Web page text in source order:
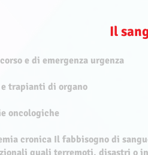
Il
e di emergenza urgenza
trapianti di organo
oncologiche
cronica Il fabbisogno di
quali terremoti, disastri o